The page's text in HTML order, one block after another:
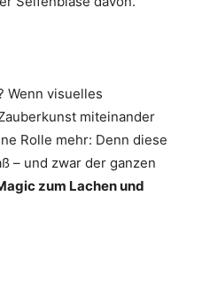
Wenn visuelles
miteinander
Rolle mehr: Denn diese
– und zwar der ganzen
zum Lachen und